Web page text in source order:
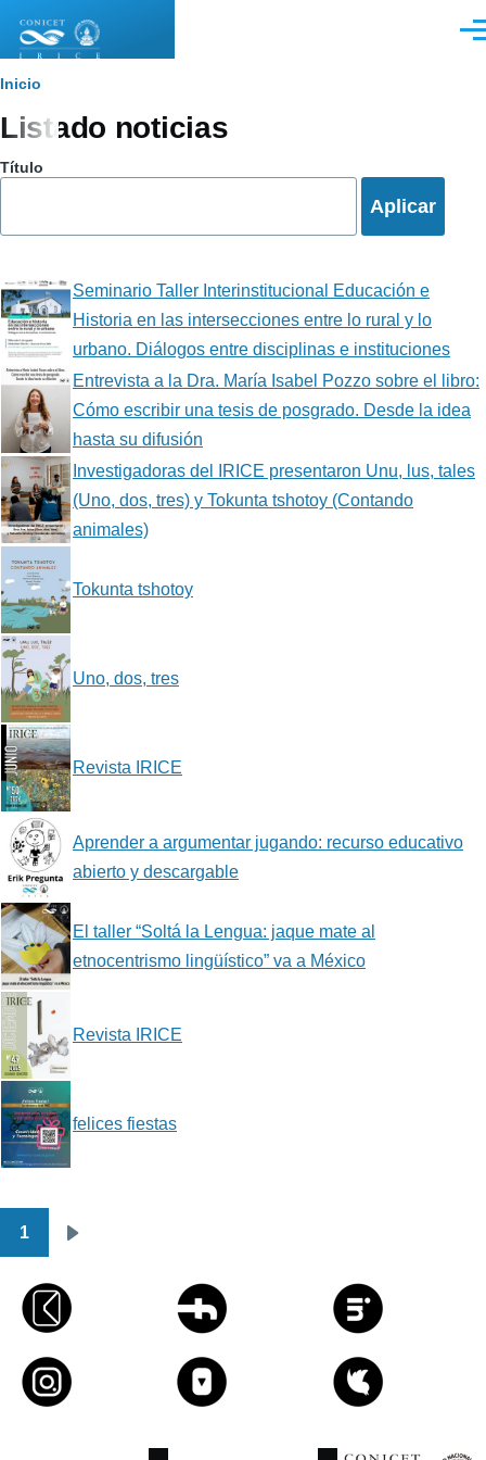
Sobrescribir
enlaces
de
a
la
navegación
Inicio
Listado noticias
Título
Seminario Taller Interinstitucional Educación e
Historia en las intersecciones entre lo rural y lo
urbano. Diálogos entre disciplinas e instituciones
Entrevista a la Dra. María Isabel Pozzo sobre el libro:
Cómo escribir una tesis de posgrado. Desde la idea
hasta su difusión
Investigadoras del IRICE presentaron Unu, lus, tales
(Uno, dos, tres) y Tokunta tshotoy (Contando
animales)
Tokunta tshotoy
Uno, dos, tres
Revista IRICE
Aprender a argumentar jugando: recurso educativo
abierto y descargable
El taller “Soltá la Lengua: jaque mate al
etnocentrismo lingüístico” va a México
Revista IRICE
felices fiestas
Paginación
1